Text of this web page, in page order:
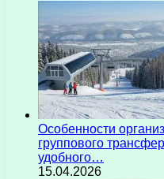
Особенности
группового
удобного…
15.04.2026